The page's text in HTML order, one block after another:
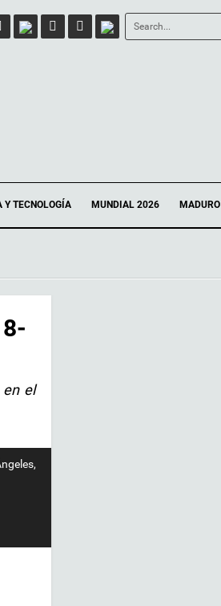
Y TECNOLOGÍA MUNDIAL 2026 MADURO
el